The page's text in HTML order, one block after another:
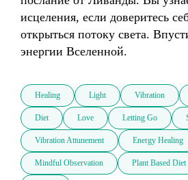
исцеления, если доверитесь
открыться потоку света.
Healing Light Vibration
Diet Love Letting Go
Vibration Attunement Energy Healing
Mindful Observation Plant Based Diet